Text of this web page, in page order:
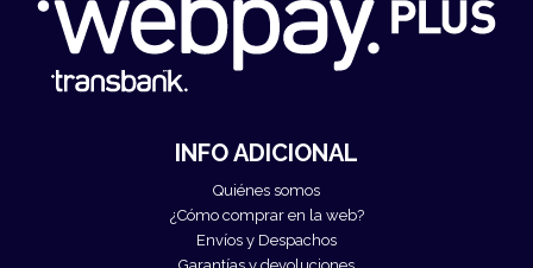
INFO ADICIONAL
Quiénes somos
¿Cómo comprar en la web?
Envíos y Despachos